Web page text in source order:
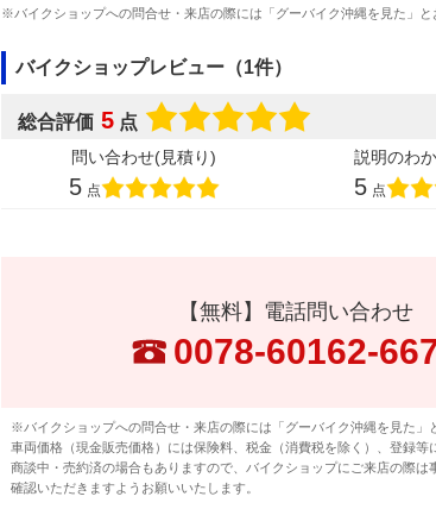
※バイクショップへの問合せ・来店の際には「グーバイク沖縄を見た」と
バイクショップレビュー（1件）
総合評価 5 点
問い合わせ(見積り)
5 点
説明のわ
5 点
【無料】電話問い合わせ
0078-60162-
※バイクショップへの問合せ・来店の際には「グーバイク沖縄を見た」
車両価格（現金販売価格）には保険料、税金（消費税を除く）、登録
商談中・売約済の場合もありますので、バイクショップにご来店の際
確認いただきますようお願いいたします。